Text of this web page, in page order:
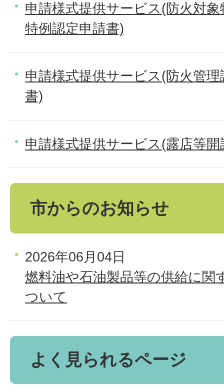
申請様式提供サービス(防火対
特例認定申請書)
申請様式提供サービス(防火管
書)
申請様式提供サービス(露店等開
市からのお知らせ
2026年06月04日
燃料油や石油製品等の供給に関
ついて
よく見られるページ